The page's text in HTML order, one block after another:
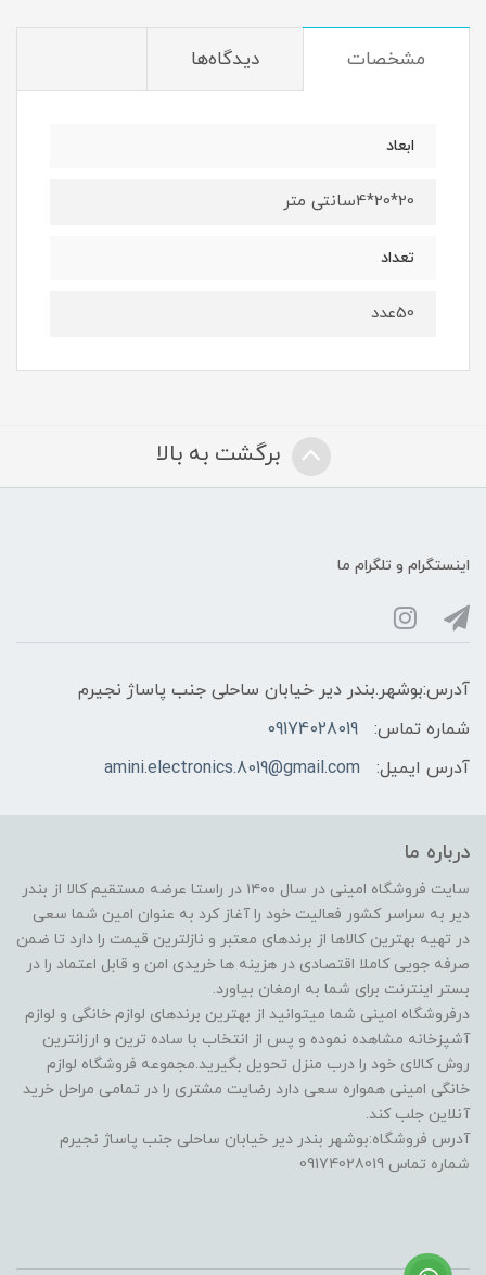
مشخصات دیدگاه‌ها
ابعاد
20*20*4سانتی متر
تعداد
50عدد
برگشت به بالا
اینستگرام و تلگرام ما
آدرس:بوشهر.بندر دیر خیابان ساحلی جنب پاساژ نجیرم
شماره تماس:
09174028019
آدرس ایمیل:
amini.electronics.8019@gmail.com
درباره ما
سایت فروشگاه امینی در سال ۱۴۰۰ در راستا عرضه مستقیم کالا از بندر
دیر به سراسر کشور فعالیت خود را آغاز کرد به عنوان امین شما سعی
در تهیه بهترین کالاها از برندهای معتبر و نازلترین قیمت را دارد تا ضمن
صرفه جویی کاملا اقتصادی در هزینه ها خریدی امن و قابل اعتماد را در
بستر اینترنت برای شما به ارمغان بیاورد.
درفروشگاه امینی شما میتوانید از بهترین برندهای لوازم خانگی و لوازم
آشپزخانه مشاهده نموده و پس از انتخاب با ساده ترین و ارزانترین
روش کالای خود را درب منزل تحویل بگیرید.مجموعه فروشگاه لوازم
خانگی امینی همواره سعی دارد رضایت مشتری را در تمامی مراحل خرید
آنلاین جلب کند.
آدرس فروشگاه:بوشهر بندر دیر خیابان ساحلی جنب پاساژ نجیرم
شماره تماس 09174028019